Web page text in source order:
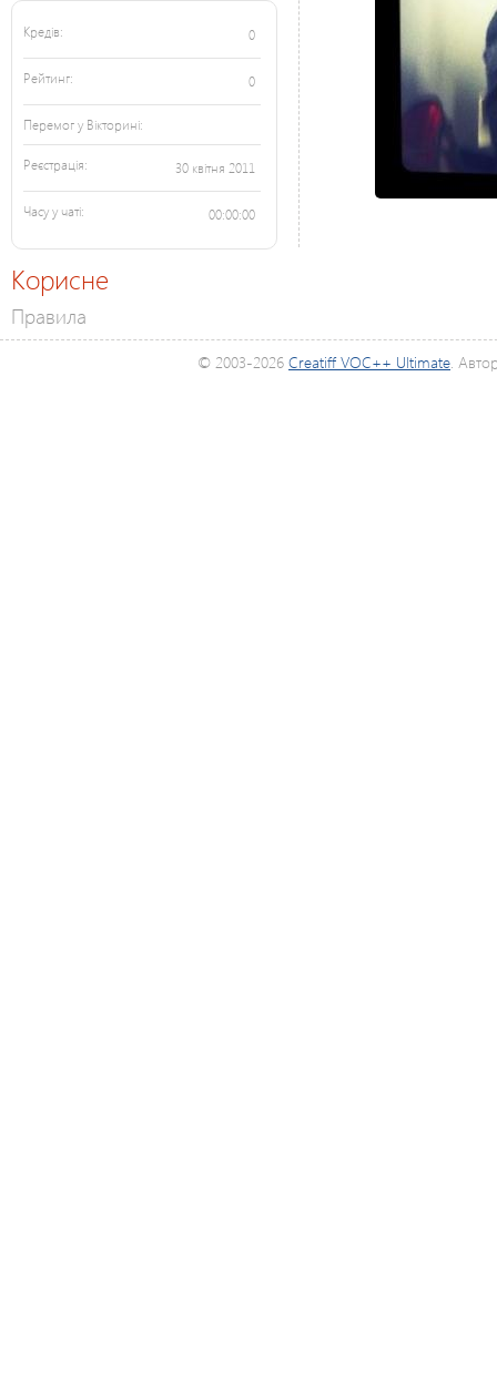
Кредів: 0
Рейтинг: 0
Перемог у Вікторині:
Реєстрація: 30 квітня 2011
Часу у чаті: 00:00:00
Корисне
Правила
© 2003-2026 Creatiff VOC++ Ultimate.